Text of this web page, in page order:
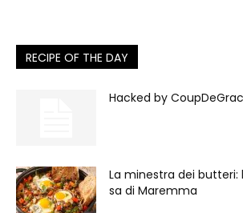
RECIPE OF THE DAY
Hacked by
La minestra dei
sa di Maremma